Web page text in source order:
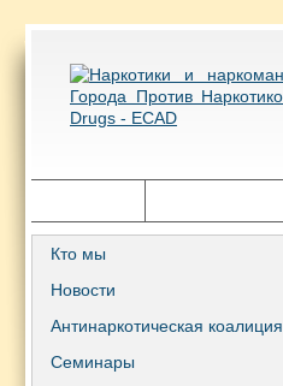
Кто мы
Новости
Антинаркотическая коалиция
Семинары